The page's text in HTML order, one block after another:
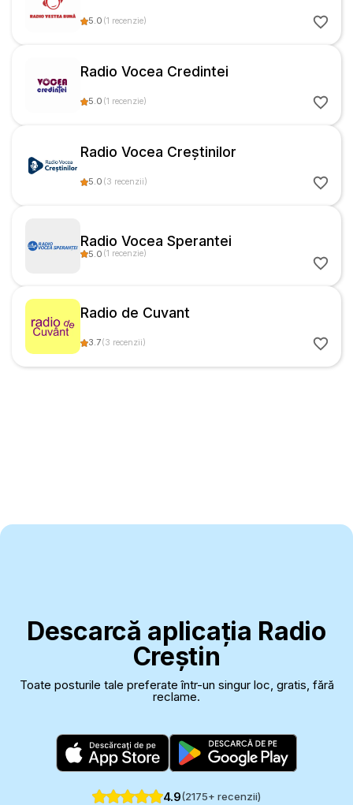
5.0 (1 recenzie)
Radio Vocea Credintei
5.0 (1 recenzie)
Radio Vocea Creștinilor
5.0 (3 recenzii)
Radio Vocea Sperantei
5.0 (1 recenzie)
Radio de Cuvant
3.7(3 recenzii)
Descarcă aplicația Radio
Creștin
Toate posturile tale preferate într-un singur loc, gratis, fără
reclame.
4.9(2175+ recenzii)